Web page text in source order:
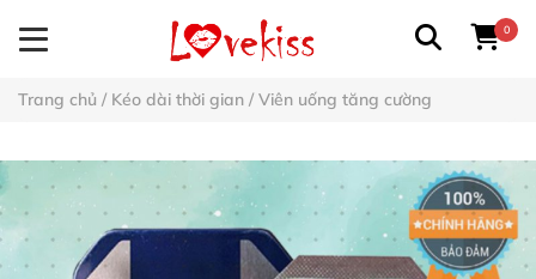
0
Trang chủ / Kéo dài thời gian / Viên uống tăng cường